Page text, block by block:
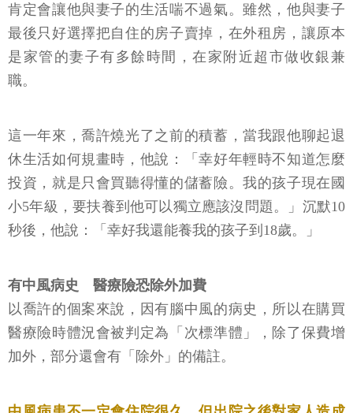
肯定會讓他與妻子的生活喘不過氣。雖然，他與妻子
最後只好選擇把自住的房子賣掉，在外租房，讓原本
是家管的妻子有多餘時間，在家附近超市做收銀兼
職。
這一年來，喬許燒光了之前的積蓄，當我跟他聊起退
休生活如何規畫時，他說：「幸好年輕時不知道怎麼
投資，就是只會買聽得懂的儲蓄險。我的孩子現在國
小5年級，要扶養到他可以獨立應該沒問題。」沉默10
秒後，他說：「幸好我還能養我的孩子到18歲。」
有中風病史 醫療險恐除外加費
以喬許的個案來說，因有腦中風的病史，所以在購買
醫療險時體況會被判定為「次標準體」，除了保費增
加外，部分還會有「除外」的備註。